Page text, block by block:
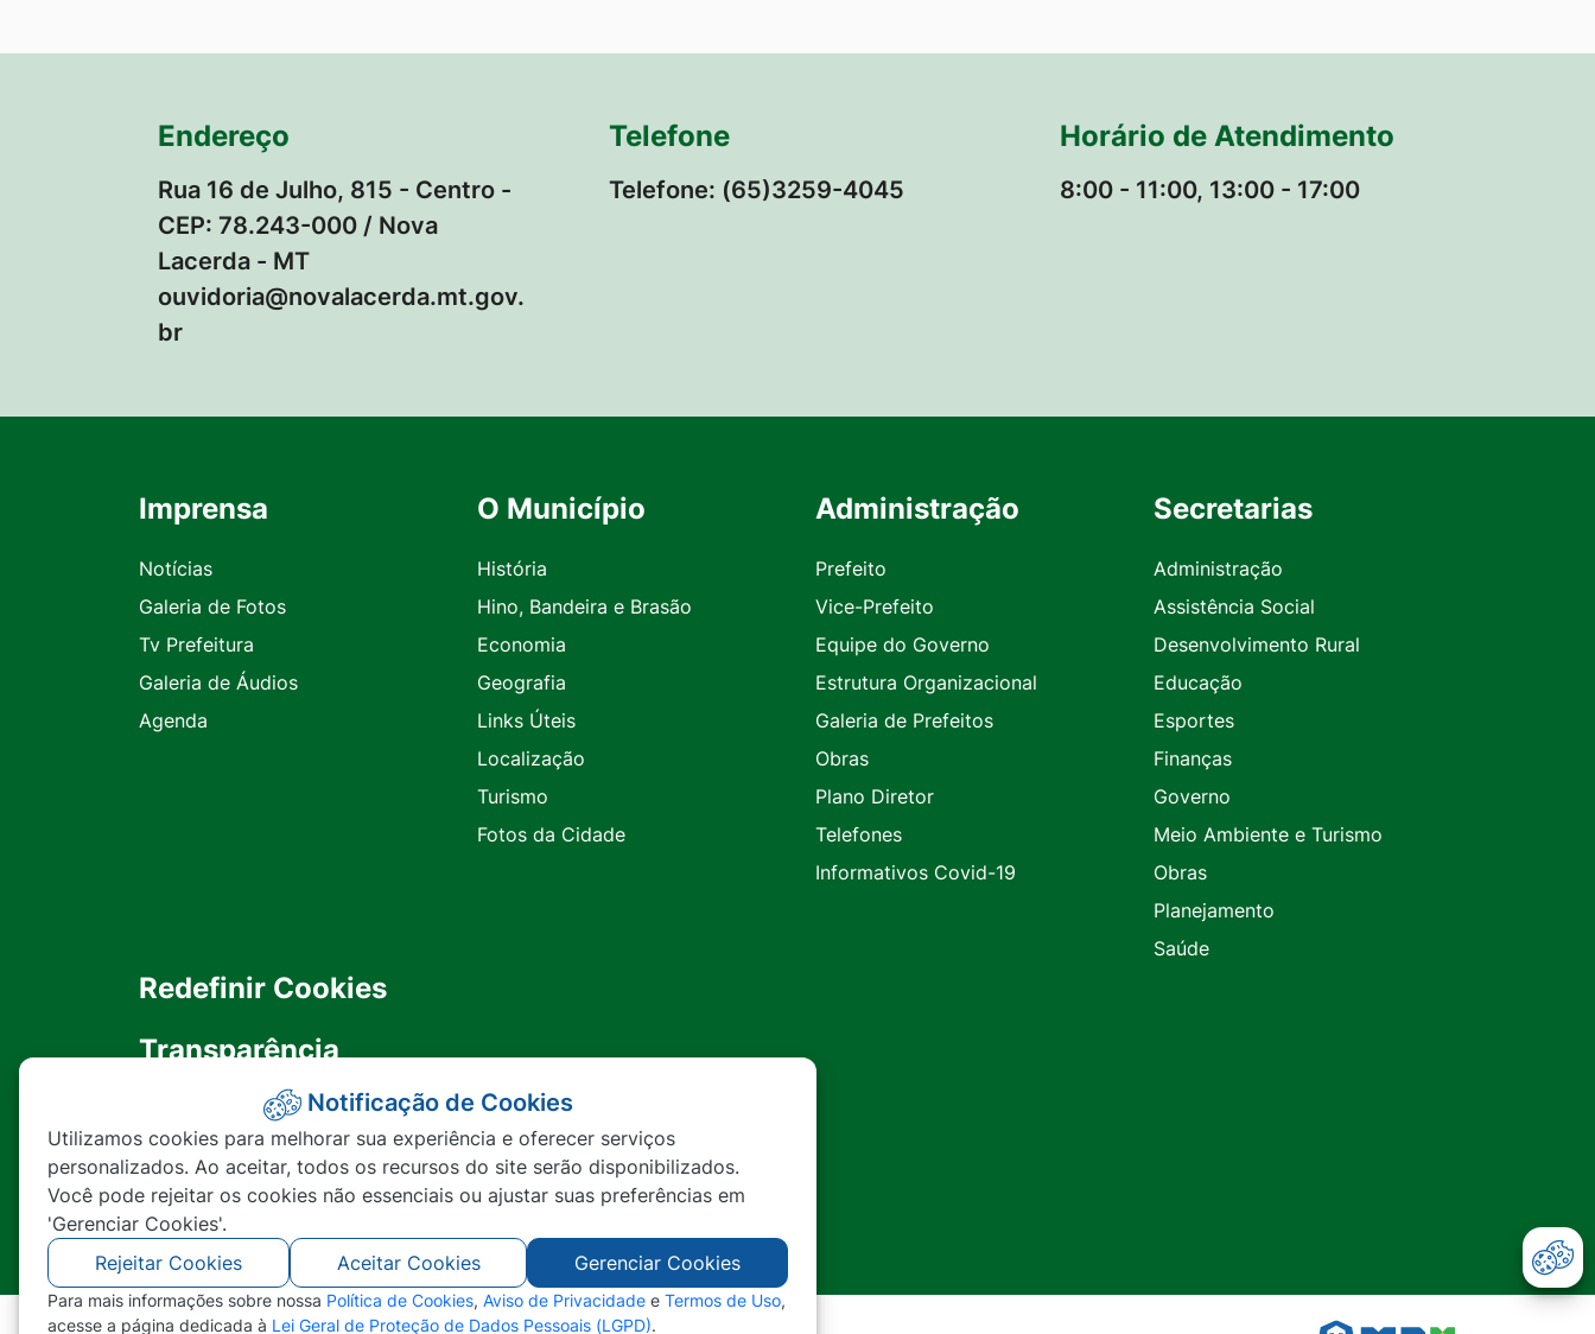
Endereço
Rua 16 de Julho, 815 - Centro -
CEP: 78.243-000 / Nova
Lacerda - MT
ouvidoria@novalacerda.mt.gov.
br
Telefone
Telefone: (65)3259-4045
Horário de Atendimento
8:00 - 11:00, 13:00 - 17:00
Seção do Rodapé e Contato
Imprensa
Notícias
Galeria de Fotos
Tv Prefeitura
Galeria de Áudios
Agenda
O Município
História
Hino, Bandeira e Brasão
Economia
Geografia
Links Úteis
Localização
Turismo
Fotos da Cidade
Administração
Prefeito
Vice-Prefeito
Equipe do Governo
Estrutura Organizacional
Galeria de Prefeitos
Obras
Plano Diretor
Telefones
Informativos Covid-19
Secretarias
Administração
Assistência Social
Desenvolvimento Rural
Educação
Esportes
Finanças
Governo
Meio Ambiente e Turismo
Obras
Planejamento
Saúde
Redefinir Cookies
Transparência
Ouvidoria
SIC
Notificação de Cookies
Utilizamos cookies para melhorar sua experiência e oferecer serviços
personalizados. Ao aceitar, todos os recursos do site serão disponibilizados.
Você pode rejeitar os cookies não essenciais ou ajustar suas preferências em
'Gerenciar Cookies'.
Rejeitar Cookies
Aceitar Cookies Gerenciar Cookies
Para mais informações sobre nossa Política de Cookies, Aviso de Privacidade e Termos de Uso,
acesse a página dedicada à Lei Geral de Proteção de Dados Pessoais (LGPD).